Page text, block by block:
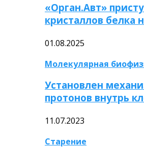
«Орган.Авт»
кристаллов белка
01.08.2025
Молекулярная
Установлен
протонов внутрь
11.07.2023
Старение